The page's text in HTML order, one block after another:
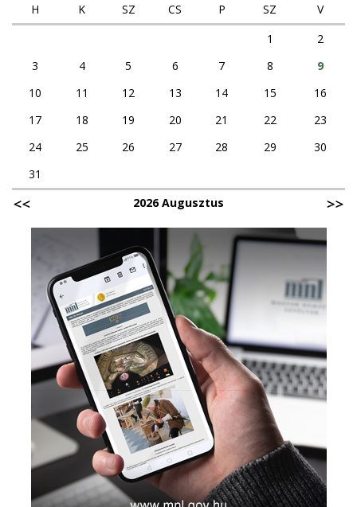
H
K SZ CS P SZ
V
1
2
3
4 5 6 7 8
9
10
11 12 13 14 15
16
17
18 19 20 21 22
23
24
25 26 27 28 29
30
31
2026 Augusztus